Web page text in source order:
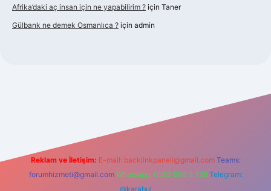
Afrika’daki aç insan için ne yapabilirim ? için Taner
Gülbank ne demek Osmanlıca ? için admin
Reklam ve İletişim: E-mail: backlinkpaneli@gmail.com Teams:
forumhizmeti@gmail.com Whatsapp: 0262 606 0 726 Telegram:
@karabul